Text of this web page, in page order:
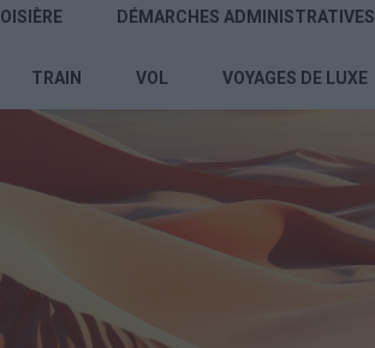
DÉMARCHES ADMINISTRATIVES
TRAIN VOL VOYAGES DE LUXE